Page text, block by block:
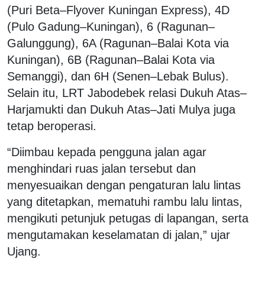
(Puri Beta–Flyover Kuningan Express), 4D
(Pulo Gadung–Kuningan), 6 (Ragunan–
Galunggung), 6A (Ragunan–Balai Kota via
Kuningan), 6B (Ragunan–Balai Kota via
Semanggi), dan 6H (Senen–Lebak Bulus).
Selain itu, LRT Jabodebek relasi Dukuh Atas–
Harjamukti dan Dukuh Atas–Jati Mulya juga
tetap beroperasi.
“Diimbau kepada pengguna jalan agar
menghindari ruas jalan tersebut dan
menyesuaikan dengan pengaturan lalu lintas
yang ditetapkan, mematuhi rambu lalu lintas,
mengikuti petunjuk petugas di lapangan, serta
mengutamakan keselamatan di jalan,” ujar
Ujang.